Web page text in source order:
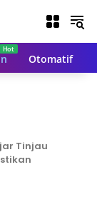
Otomatif
Tinjau